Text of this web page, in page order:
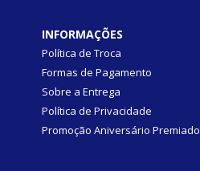
INFORMAÇÕES
Política de Troca
Formas de Pagamento
Sobre a Entrega
Política de Privacidade
Promoção Aniversário Premiado